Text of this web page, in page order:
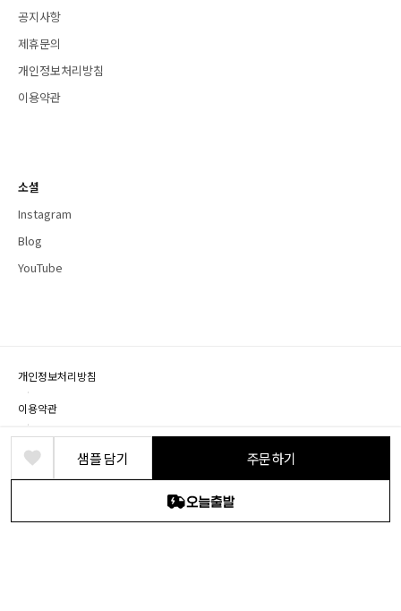
샘플 담기 주문하기
공지사항
제휴문의
개인정보처리방침
이용약관
소셜
Instagram
Blog
YouTube
개인정보처리방침
·
이용약관
·
제휴문의
상호명: (주) 바른디자인 · 대표: 박정식 · 개인정보책임자: 박영혁
사업장 소재지: 경기도 파주시 회동길 219, B1층(문발동)
사업자등록번호: 104-86-18524 · 통신판매번호: 2018-경기파주-0076 · 유선전화: 1661-
2646